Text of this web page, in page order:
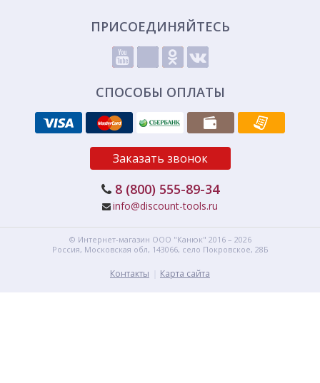
ПРИСОЕДИНЯЙТЕСЬ
СПОСОБЫ ОПЛАТЫ
Заказать звонок
8 (800) 555-89-34
info@discount-tools.ru
© Интернет-магазин ООО "Канюк" 2016 – 2026
Россия, Московская обл, 143066, село Покровское, 28Б
Контакты Карта сайта